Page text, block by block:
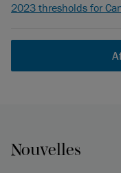
2023 thresholds for
Nouvelles